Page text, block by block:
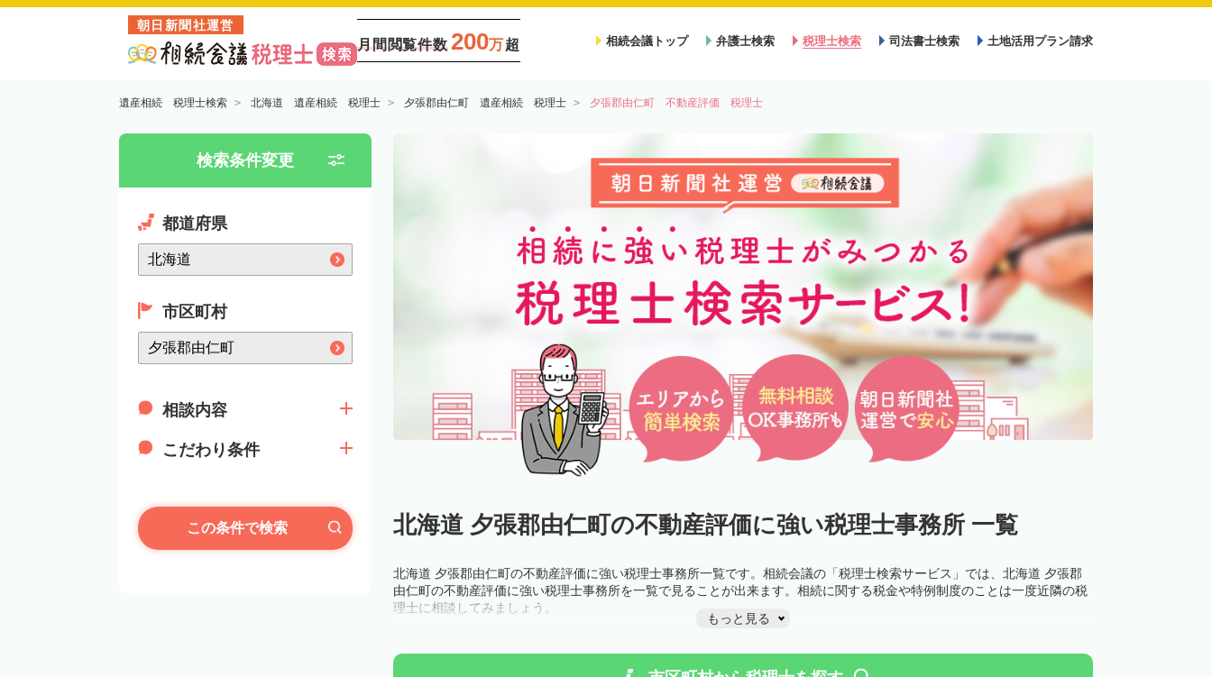
朝日新聞社運営
月間閲覧件数 200万超 相続会議トップ 弁護士検索 税理士検索 司法書士検索 土地活用プラン請求
遺産相続 税理士検索 北海道 遺産相続 税理士 夕張郡由仁町 遺産相続 税理士 夕張郡由仁町 不動産評価 税理士
検索条件変更
都道府県
市区町村
相談内容
こだわり条件
この条件で検索 北海道 夕張郡由仁町の不動産評価に強い税理士事務所 一覧
北海道 夕張郡由仁町の不動産評価に強い税理士事務所一覧です。相続会議の「税理士検索サービス」では、北海道 夕張郡
由仁町の不動産評価に強い税理士事務所を一覧で見ることが出来ます。相続に関する税金や特例制度のことは一度近隣の税
理士に相談してみましょう。
もっと見る